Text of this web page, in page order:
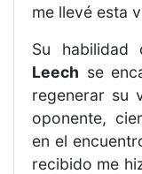
me llevé esta
Su habilidad
Leech se
regenerar su
oponente,
en el
recibido me